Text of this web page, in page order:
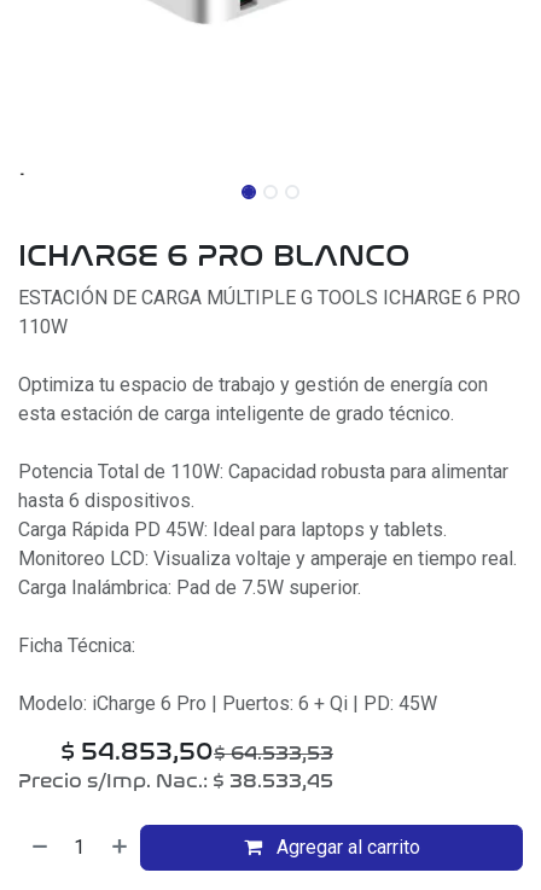
ICHARGE 6 PRO BLANCO
ESTACIÓN DE CARGA MÚLTIPLE G TOOLS ICHARGE 6 PRO
110W
Optimiza tu espacio de trabajo y gestión de energía con
esta estación de carga inteligente de grado técnico.
Potencia Total de 110W: Capacidad robusta para alimentar
hasta 6 dispositivos.
Carga Rápida PD 45W: Ideal para laptops y tablets.
Monitoreo LCD: Visualiza voltaje y amperaje en tiempo real.
Carga Inalámbrica: Pad de 7.5W superior.
Ficha Técnica:
Modelo: iCharge 6 Pro | Puertos: 6 + Qi | PD: 45W
$ 54.853,50$64.533,53
Precio s/Imp. Nac.: $ 38.533,45
Agregar al carrito